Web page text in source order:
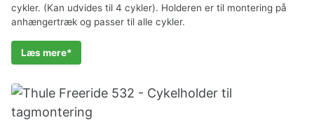
cykler. (Kan udvides til 4 cykler). Holderen er til montering på
anhængertræk og passer til alle cykler.
Læs mere